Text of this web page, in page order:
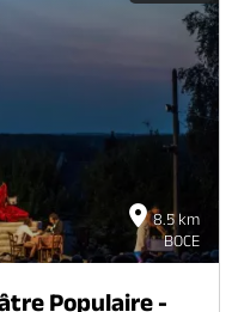
8.5 km
BOCE
Populaire -